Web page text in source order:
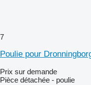
7
Poulie pour
Prix sur demande
Pièce détachée - poulie